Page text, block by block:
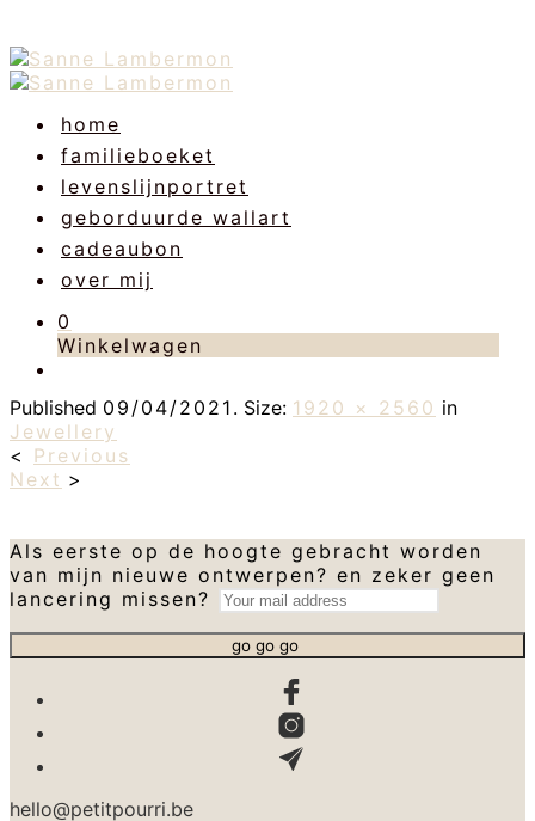
home
familieboeket
levenslijnportret
geborduurde wallart
cadeaubon
over mij
0
Winkelwagen
Published 09/04/2021 . Size: 1920 × 2560 in
Jewellery
< Previous
Next >
Als eerste op de hoogte gebracht worden
van mijn nieuwe ontwerpen? en zeker geen
lancering missen?
hello@petitpourri.be